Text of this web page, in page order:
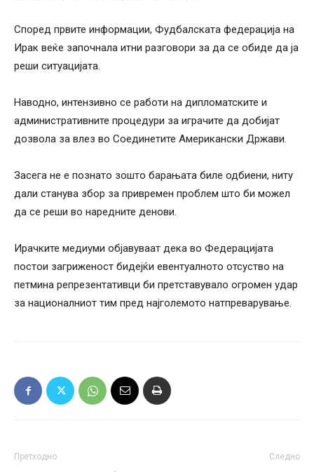
Според првите информации, Фудбалската федерација на
Ирак веќе започнала итни разговори за да се обиде да ја
реши ситуацијата.
Наводно, интензивно се работи на дипломатските и
административните процедури за играчите да добијат
дозвола за влез во Соединетите Американски Држави.
Засега не е познато зошто барањата биле одбиени, ниту
дали станува збор за привремен проблем што би можел
да се реши во наредните денови.
Ирачките медиуми објавуваат дека во Федерацијата
постои загриженост бидејќи евентуалното отсуство на
петмина репрезентативци би претставувало огромен удар
за националниот тим пред најголемото натпреварување.
Претходно Следно